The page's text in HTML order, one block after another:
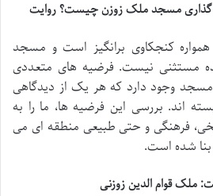
گذاری مسجد ملک زوزن چیست؟ روایت
همواره کنجکاوی برانگیز است و مسجد
مستثنی نیست. فرضیه های متعددی
مسجد وجود دارد که هر یک از دیدگاهی
اند. بررسی این فرضیه ها، ما را به
فرهنگی و حتی طبیعی منطقه ای می
شده است.
ملک قوام الدین زوزنی